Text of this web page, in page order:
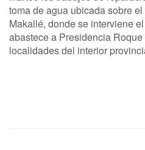
toma de agua ubicada sobre
Makallé, donde se interviene
abastece a Presidencia
localidades del interior